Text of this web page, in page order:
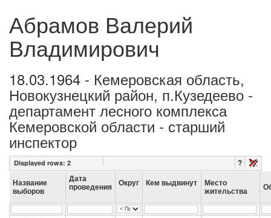
Абрамов Валерий
Владимирович
18.03.1964 - Кемеровская область,
Новокузнецкий район, п.Кузедеево -
департамент лесного комплекса
Кемеровской области - старший
инспектор
Displayed rows: 2 ?
Название
выборов
Дата
проведения
Округ Кем выдвинут
Место
жительства